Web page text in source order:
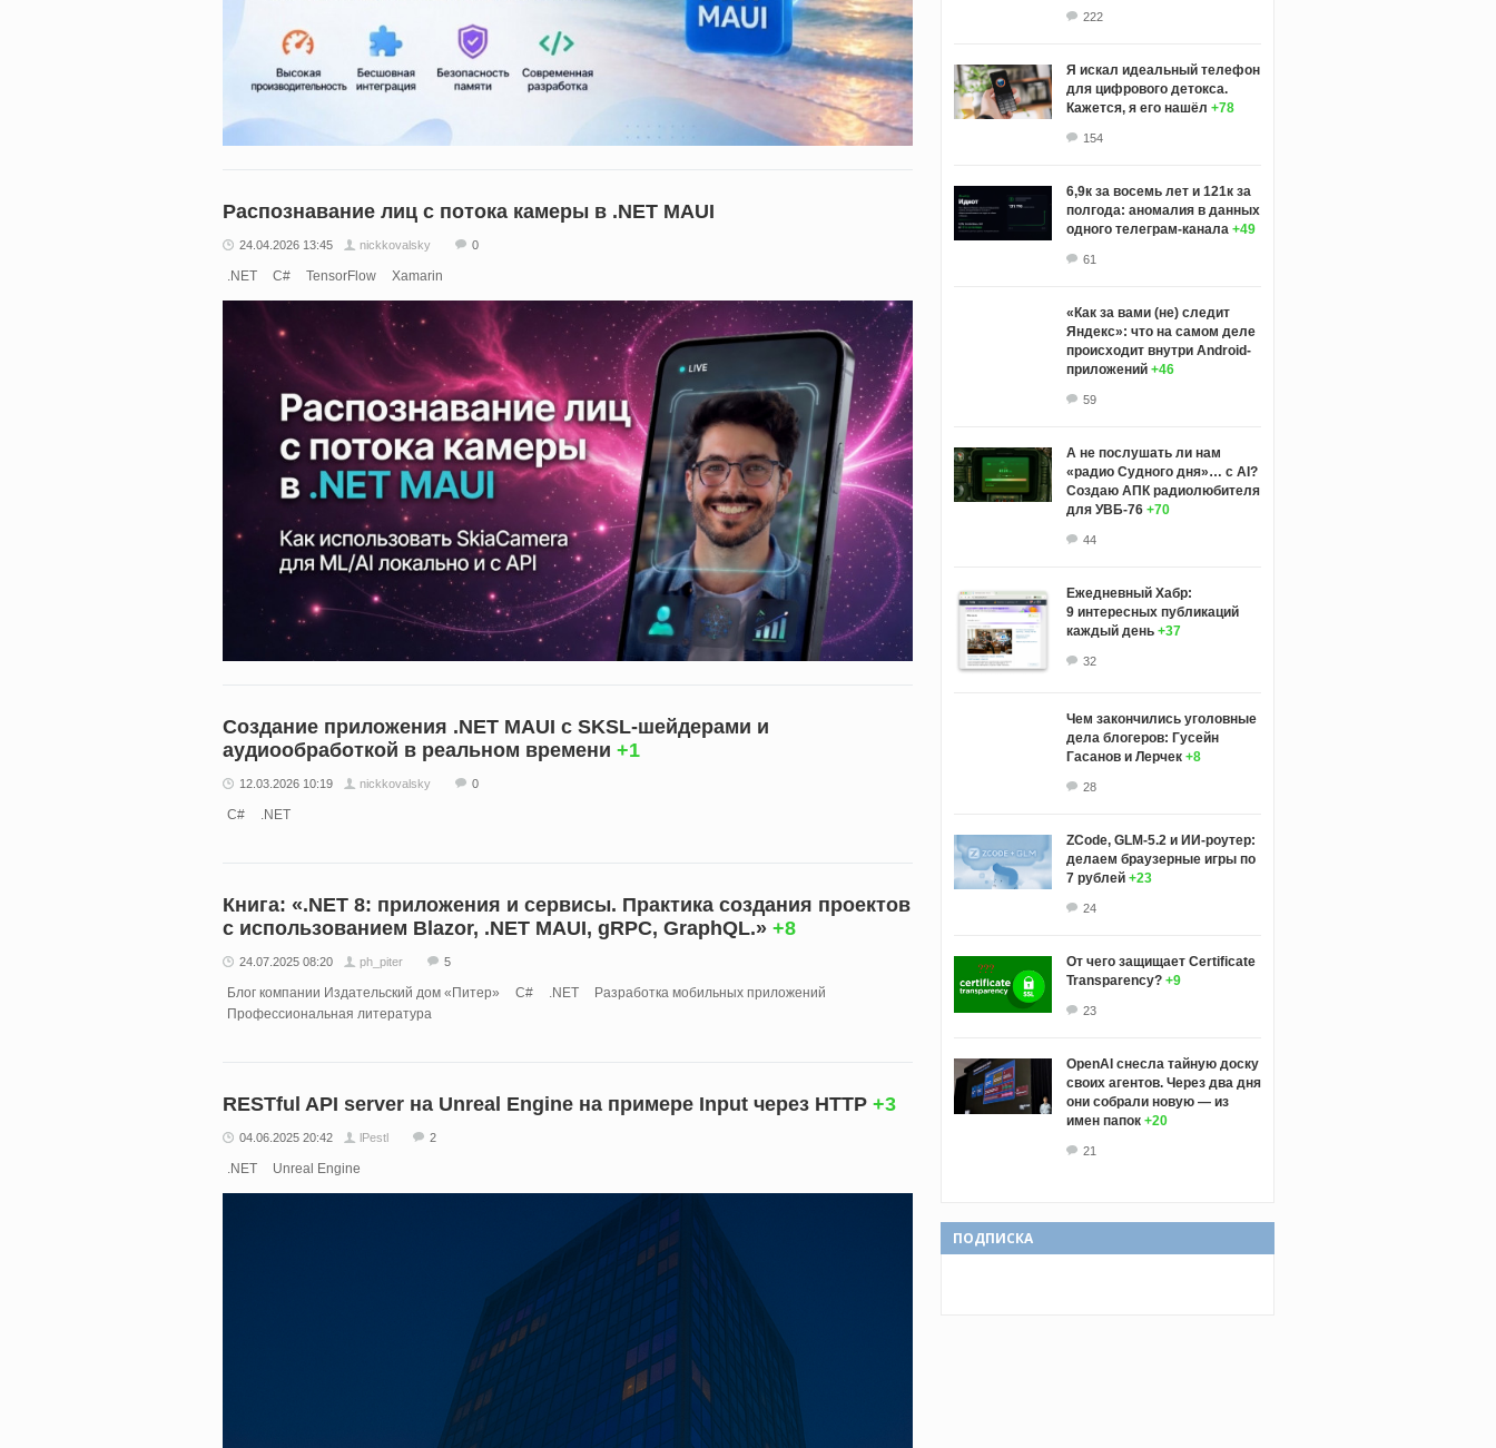
Распознавание лиц с потока камеры в .NET MAUI
24.04.2026 13:45 nickkovalsky 0
.NET C# TensorFlow Xamarin
Создание приложения .NET MAUI с SKSL-шейдерами и
аудиообработкой в реальном времени +1
12.03.2026 10:19 nickkovalsky 0
C# .NET
Книга: «.NET 8: приложения и сервисы. Практика создания проектов
с использованием Blazor, .NET MAUI, gRPC, GraphQL.» +8
24.07.2025 08:20 ph_piter 5
Блог компании Издательский дом «Питер» C# .NET
Разработка мобильных приложений
Профессиональная литература
RESTful API server на Unreal Engine на примере Input через HTTP +3
04.06.2025 20:42 lPestl 2
.NET Unreal Engine
222
Я искал идеальный телефон
для цифрового детокса.
Кажется, я его нашёл +78
154
6,9к за восемь лет и 121к за
полгода: аномалия в данных
одного телеграм-канала +49
61
«Как за вами (не) следит
Яндекс»: что на самом деле
происходит внутри Android-
приложений +46
59
А не послушать ли нам
«радио Судного дня»… с AI?
Создаю АПК радиолюбителя
для УВБ-76 +70
44
Ежедневный Хабр:
9 интересных публикаций
каждый день +37
32
Чем закончились уголовные
дела блогеров: Гусейн
Гасанов и Лерчек +8
28
ZCode, GLM-5.2 и ИИ-роутер:
делаем браузерные игры по
7 рублей +23
24
От чего защищает Certificate
Transparency? +9
23
OpenAI снесла тайную доску
своих агентов. Через два дня
они собрали новую — из
имен папок +20
21
ПОДПИСКА